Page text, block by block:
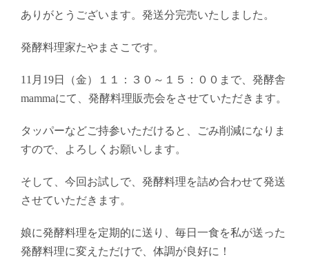
ありがとうございます。発送分完売いたしました。
発酵料理家たやまさこです。
11月19日（金）１１：３０～１５：００まで、発酵舎
mammaにて、発酵料理販売会をさせていただきます。
タッパーなどご持参いただけると、ごみ削減になりま
すので、よろしくお願いします。
そして、今回お試しで、発酵料理を詰め合わせて発送
させていただきます。
娘に発酵料理を定期的に送り、毎日一食を私が送った
発酵料理に変えただけで、体調が良好に！